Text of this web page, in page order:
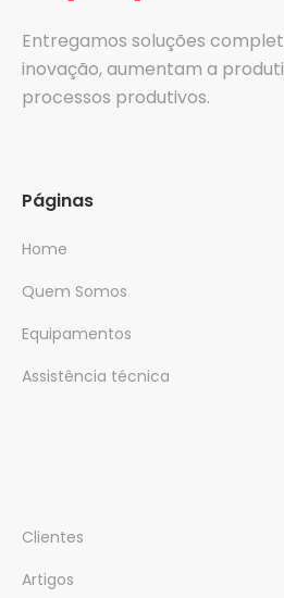
Entregamos soluções
inovação, aumentam a
processos produtivos.
Páginas
Home
Quem Somos
Equipamentos
Assistência técnica
Clientes
Artigos